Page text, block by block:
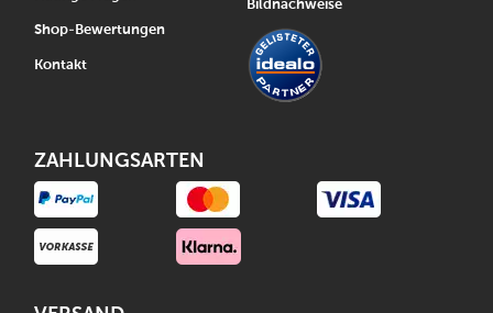
Shop-Bewertungen
Kontakt
Bildnachweise
ZAHLUNGSARTEN